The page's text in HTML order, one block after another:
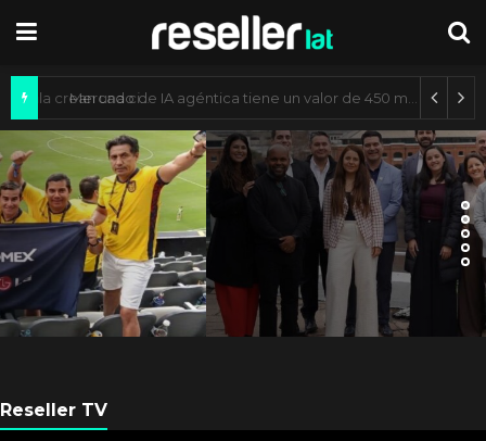
Axis Communications y Guatemala crean una ciudad inteligente
ARGENTINA
Axis Communications
Argentina se fortalece con
nueva sede
Reseller TV